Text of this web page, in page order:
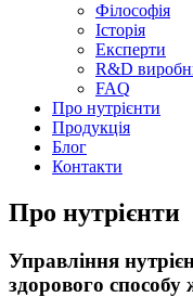
Філософія
Історія
Експерти
R&D
FAQ
Про нутрієнти
Продукція
Блог
Контакти
Про нутрієнти
Управління
здорового способу